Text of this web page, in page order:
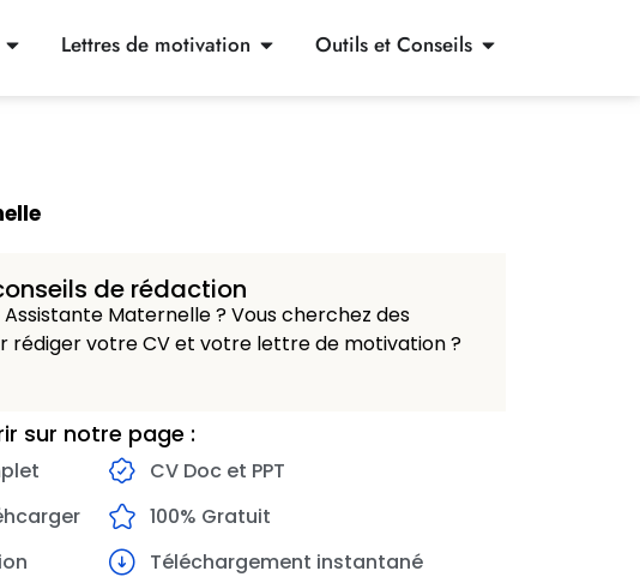
Lettres de motivation Outils et Conseils
de rédaction
Maternelle ? Vous cherchez des
rédiger votre CV et votre lettre de motivation ?
sur notre page :
CV Doc et PPT
100% Gratuit
Téléchargement instantané